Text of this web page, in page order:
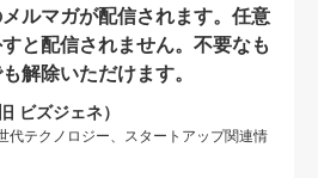
ルマガが配信されます。任意
と配信されません。不要なも
解除いただけます。
ビズジェネ）
代テクノロジー、スタートアップ関連情